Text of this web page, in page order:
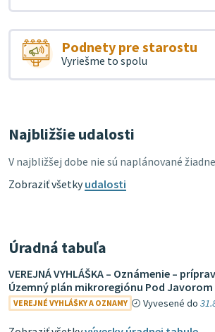
Podnety pre starostu
Vyriešme to spolu
Najbližšie udalosti
V najbližšej dobe nie sú naplánované
Zobraziť všetkyudalosti
Úradná tabuľa
VEREJNÁ VYHLÁŠKA – Oznámenie –
Územný plán mikroregiónu Pod Javorom
VEREJNÉ VYHLÁŠKY A OZNAMY Vyvesené do